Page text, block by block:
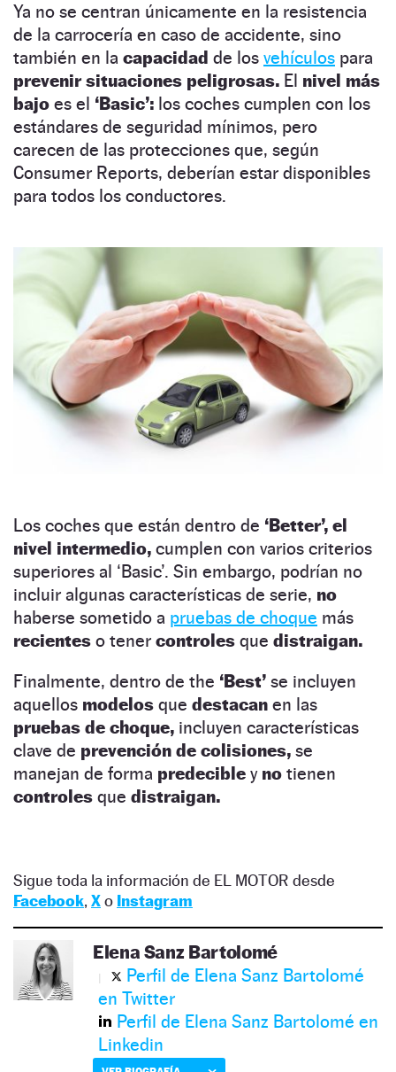
Ya no se centran únicamente en la resistencia
de la carrocería en caso de accidente, sino
también en la capacidad de los vehículos para
prevenir situaciones peligrosas. El nivel más
bajo es el ‘Basic’: los coches cumplen con los
estándares de seguridad mínimos, pero
carecen de las protecciones que, según
Consumer Reports, deberían estar disponibles
para todos los conductores.
Los coches que están dentro de ‘Better’, el
nivel intermedio, cumplen con varios criterios
superiores al ‘Basic’. Sin embargo, podrían no
incluir algunas características de serie, no
haberse sometido a pruebas de choque más
recientes o tener controles que distraigan.
Finalmente, dentro de the ‘Best’ se incluyen
aquellos modelos que destacan en las
pruebas de choque, incluyen características
clave de prevención de colisiones, se
manejan de forma predecible y no tienen
controles que distraigan.
Sigue toda la información de EL MOTOR desde
Facebook, Xo Instagram
Elena Sanz Bartolomé
Perfil de Elena Sanz Bartolomé
en Twitter
Perfil de Elena Sanz Bartolomé en
Linkedin